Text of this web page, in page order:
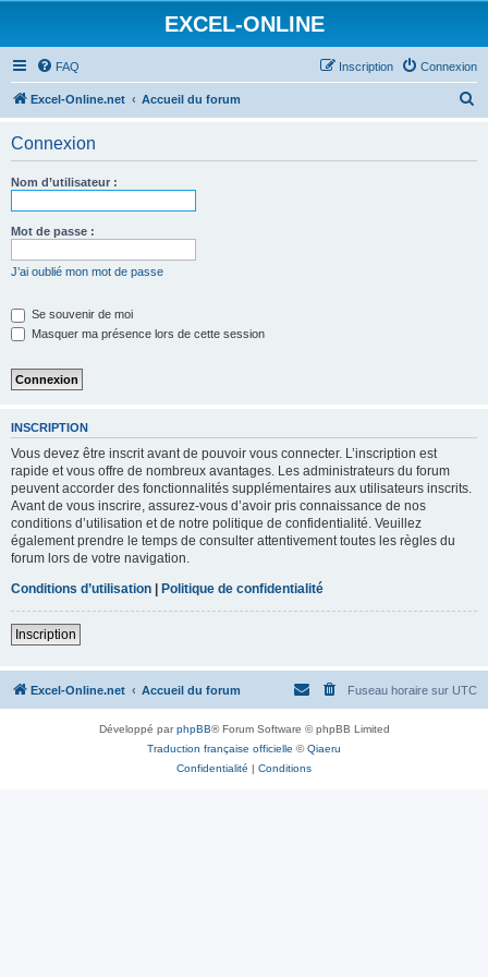
EXCEL-ONLINE
FAQ Connexion
Inscription
Excel-Online.net Accueil du forum
Connexion
Nom d’utilisateur :
Mot de passe :
J’ai oublié mon mot de passe
Se souvenir de moi
Masquer ma présence lors de cette session
INSCRIPTION
Vous devez être inscrit avant de pouvoir vous connecter. L’inscription est
rapide et vous offre de nombreux avantages. Les administrateurs du forum
peuvent accorder des fonctionnalités supplémentaires aux utilisateurs inscrits.
Avant de vous inscrire, assurez-vous d’avoir pris connaissance de nos
conditions d’utilisation et de notre politique de confidentialité. Veuillez
également prendre le temps de consulter attentivement toutes les règles du
forum lors de votre navigation.
Conditions d’utilisation | Politique de confidentialité
Inscription
Excel-Online.net Accueil du forum Fuseau horaire sur UTC
Développé parphpBB® Forum Software © phpBB Limited
Traduction française officielle ©Qiaeru
Confidentialité | Conditions